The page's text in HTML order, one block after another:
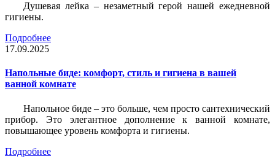
Душевая лейка – незаметный герой нашей ежедневной
гигиены.
Подробнее
17.09.2025
Напольные биде: комфорт, стиль и гигиена в вашей
ванной комнате
Напольное биде – это больше, чем просто сантехнический
прибор. Это элегантное дополнение к ванной комнате,
повышающее уровень комфорта и гигиены.
Подробнее